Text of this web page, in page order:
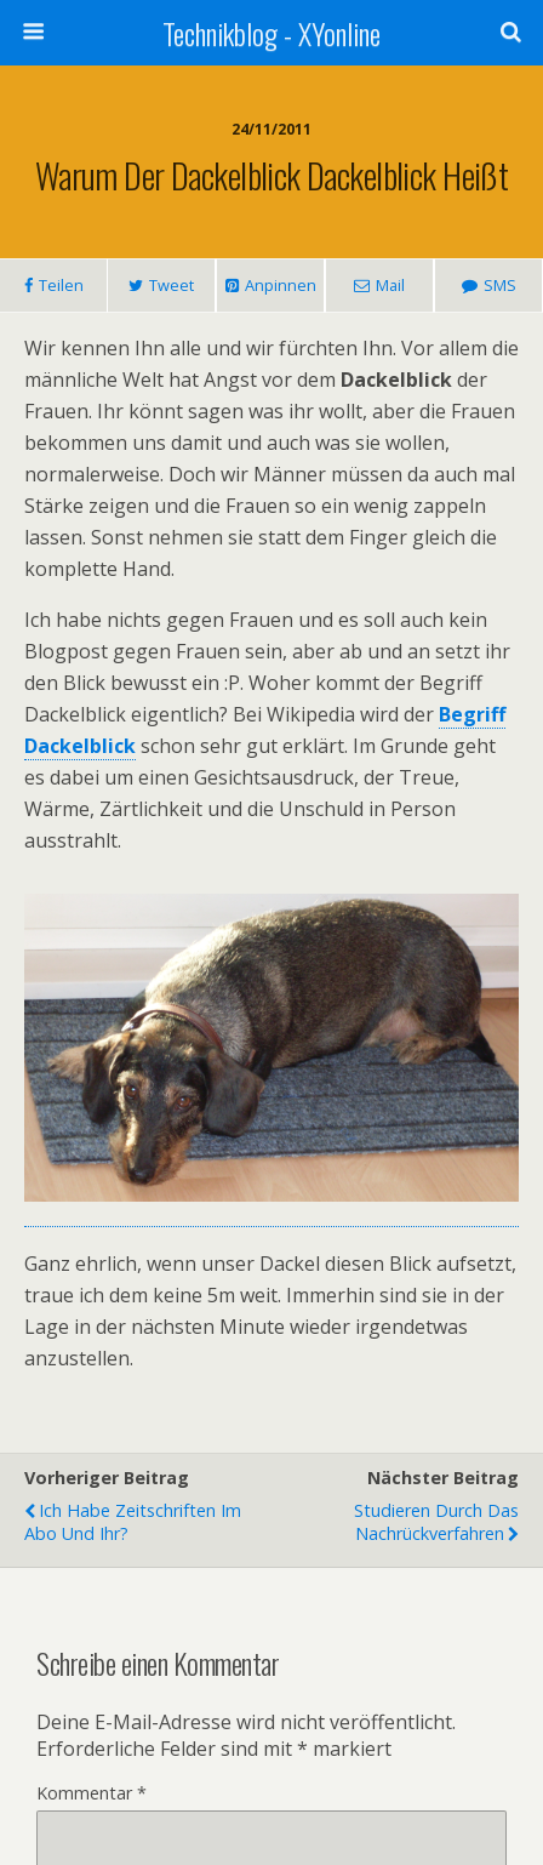
Technikblog - XYonline
24/11/2011
Warum Der Dackelblick Dackelblick Heißt
Teilen Tweet Anpinnen Mail SMS
Wir kennen Ihn alle und wir fürchten Ihn. Vor allem die
männliche Welt hat Angst vor dem Dackelblickder
Frauen. Ihr könnt sagen was ihr wollt, aber die Frauen
bekommen uns damit und auch was sie wollen,
normalerweise. Doch wir Männer müssen da auch mal
Stärke zeigen und die Frauen so ein wenig zappeln
lassen. Sonst nehmen sie statt dem Finger gleich die
komplette Hand.
Ich habe nichts gegen Frauen und es soll auch kein
Blogpost gegen Frauen sein, aber ab und an setzt ihr
den Blick bewusst ein :P. Woher kommt der Begriff
Dackelblick eigentlich? Bei Wikipedia wird der Begriff
Dackelblickschon sehr gut erklärt. Im Grunde geht
es dabei um einen Gesichtsausdruck, der Treue,
Wärme, Zärtlichkeit und die Unschuld in Person
ausstrahlt.
Ganz ehrlich, wenn unser Dackel diesen Blick aufsetzt,
traue ich dem keine 5m weit. Immerhin sind sie in der
Lage in der nächsten Minute wieder irgendetwas
anzustellen.
Vorheriger Beitrag
Ich Habe Zeitschriften Im
Abo Und Ihr?
Nächster Beitrag
Studieren Durch Das
Nachrückverfahren
Schreibe einen Kommentar
Deine E-Mail-Adresse wird nicht veröffentlicht.
Erforderliche Felder sind mit* markiert
Kommentar*